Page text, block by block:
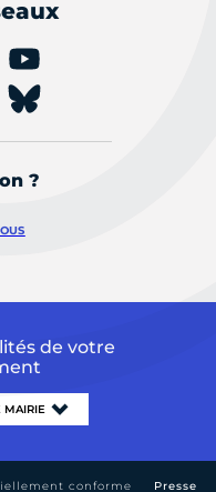
?
de votre
conforme Presse